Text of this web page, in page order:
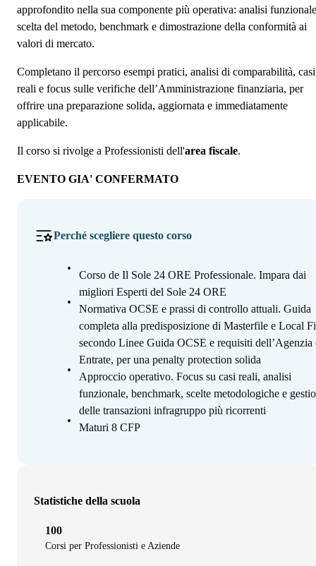
approfondito nella sua componente più operativa: analisi
scelta del metodo, benchmark e dimostrazione della conformità ai
valori di mercato.
Completano il percorso esempi pratici, analisi di comparabilità, casi
reali e focus sulle verifiche dell’Amministrazione finanziaria, per
offrire una preparazione solida, aggiornata e immediatamente
applicabile.
Il corso si rivolge a Professionisti dell'area fiscale.
EVENTO GIA' CONFERMATO
Perché scegliere questo corso
Corso de Il Sole 24 ORE Professionale. Impara dai
migliori Esperti del Sole 24 ORE
Normativa OCSE e prassi di controllo attuali. Guida
completa alla predisposizione di Masterfile e Local
secondo Linee Guida OCSE e requisiti dell’Agenzia
Entrate, per una penalty protection solida
Approccio operativo. Focus su casi reali, analisi
funzionale, benchmark, scelte metodologiche e
delle transazioni infragruppo più ricorrenti
Maturi 8 CFP
Statistiche della scuola
100
Corsi per Professionisti e Aziende